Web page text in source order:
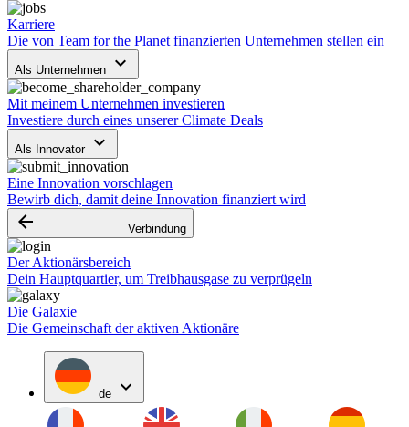
Karriere
Die von Team for the Planet finanzierten Unternehmen stellen ein
Als Unternehmen keyboard_arrow_down
Mit meinem Unternehmen investieren
Investiere durch eines unserer Climate Deals
Als Innovator keyboard_arrow_down
Eine Innovation vorschlagen
Bewirb dich, damit deine Innovation finanziert wird
arrow_backward Verbindung
Der Aktionärsbereich
Dein Hauptquartier, um Treibhausgase zu verprügeln
Die Galaxie
Die Gemeinschaft der aktiven Aktionäre
de expand_more